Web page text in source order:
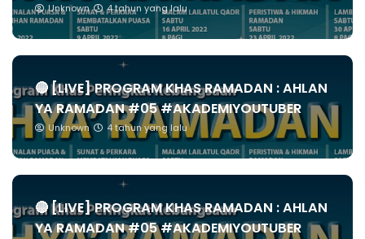
Unknown 4 tahun yang lalu
🔴 [LIVE] PROGRAM KHAS RAMADAN : AHLAN
YA RAMADAN #05 #AKADEMIYOUTUBER
Unknown 4 tahun yang lalu
🔴 [LIVE] PROGRAM KHAS RAMADAN : AHLAN
YA RAMADAN #05 #AKADEMIYOUTUBER